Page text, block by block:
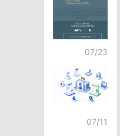
07/23
07/11